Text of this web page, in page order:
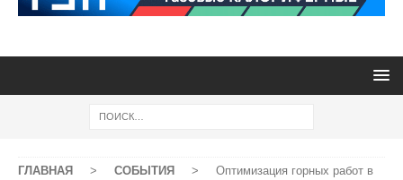
ГЛАВНАЯ > СОБЫТИЯ >
Оптимизация горных работ в